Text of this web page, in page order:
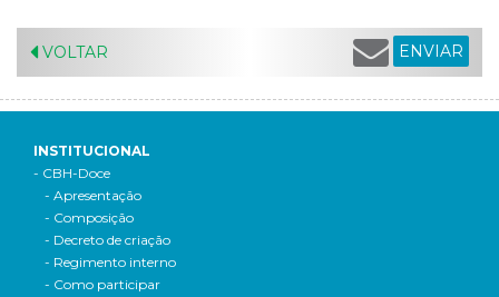
VOLTAR ENVIAR
INSTITUCIONAL
- CBH-Doce
- Apresentação
- Composição
- Decreto de criação
- Regimento interno
- Como participar